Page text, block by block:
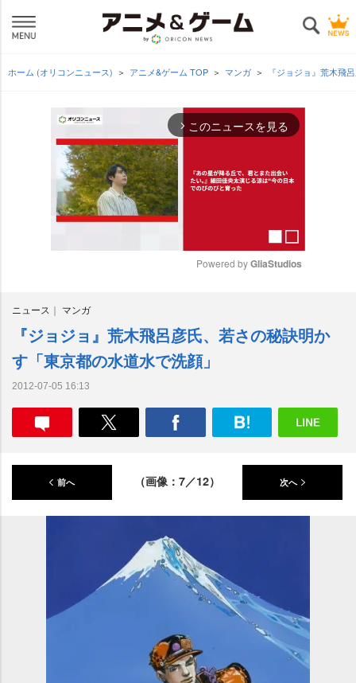
ホーム (オリコンニュース) アニメ&ゲーム TOP マンガ 『ジョジョ』荒木飛
arrow_forward_ios このニュースを見る
e
Powered by GliaStudios
ニュース マンガ
『ジョジョ』荒木飛呂彦氏、若さの秘訣明か
す「東京都の水道水で洗顔」
2012-07-05 16:13
前へ （画像：7／12） 次へ